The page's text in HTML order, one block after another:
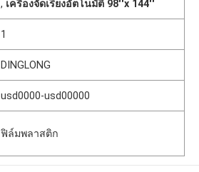
, เครื่องจัดเรียงอัตโนมัติ 98''x 144''
1
DINGLONG
usd0000-usd00000
ฟิล์มพลาสติก